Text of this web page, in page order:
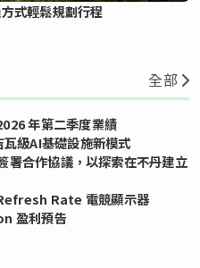
式輕鬆規劃行程
全部
年第二季度業績
級AI基礎設施新模式
合作協議，以探索在不丹建立
Rate 電競顯示器
盈利預告